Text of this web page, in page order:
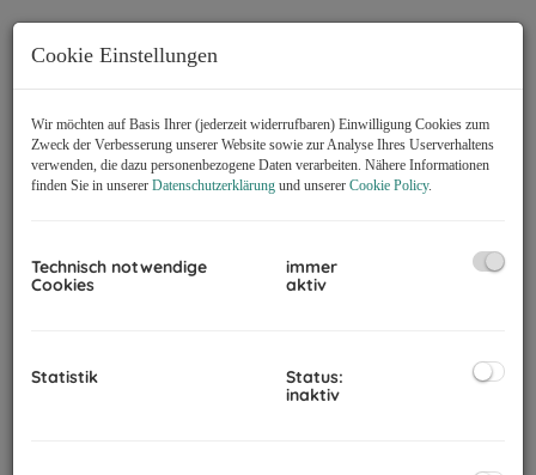
Cookie Einstellungen
Wir möchten auf Basis Ihrer (jederzeit widerrufbaren) Einwilligung Cookies zum
Zweck der Verbesserung unserer Website sowie zur Analyse Ihres Userverhaltens
verwenden, die dazu personenbezogene Daten verarbeiten. Nähere Informationen
finden Sie in unserer Datenschutzerklärung und unserer Cookie Policy.
Technisch notwendige
Cookies
immer
aktiv
Statistik
Status:
inaktiv